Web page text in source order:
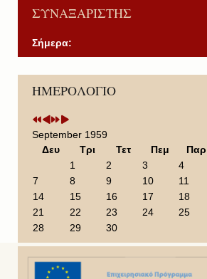
ΣΥΝΑΞΑΡΙΣΤΗΣ
Σήμερα:
ΗΜΕΡΟΛΟΓΙΟ
P
r
v
i
Y
e
a
r
P
r
v
i
o
o
n
t
h
N
e
t
Y
e
N
e
t
M
September 1959
Δευ
Τρι Τετ Πεμ Παρ
1
2 3 4
7
8 9 10 11
14
15 16 17 18
21
22 23 24 25
28
29 30